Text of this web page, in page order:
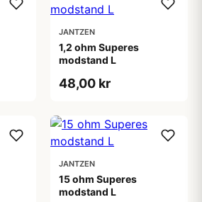
JANTZEN
1,2 ohm Superes
modstand L
48,00 kr
JANTZEN
15 ohm Superes
modstand L